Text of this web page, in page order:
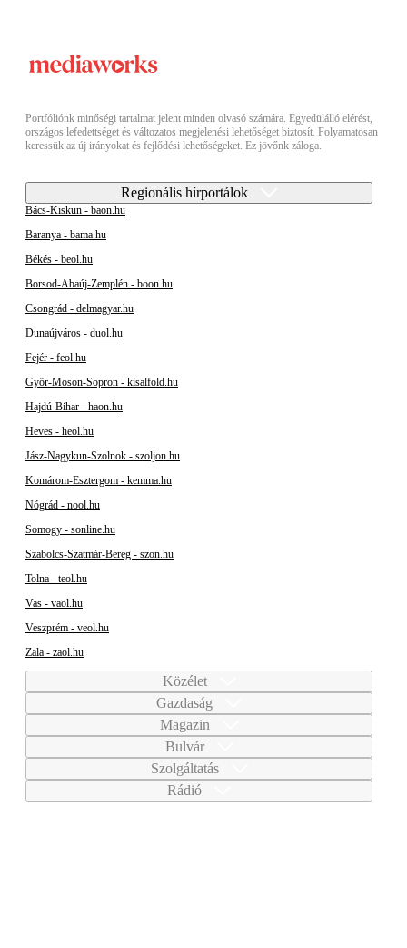
Portfóliónk minőségi tartalmat jelent minden olvasó számára. Egyedülálló elérést,
országos lefedettséget és változatos megjelenési lehetőséget biztosít. Folyamatosan
keressük az új irányokat és fejlődési lehetőségeket. Ez jövőnk záloga.
Regionális hírportálok
Bács-Kiskun - baon.hu
Baranya - bama.hu
Békés - beol.hu
Borsod-Abaúj-Zemplén - boon.hu
Csongrád - delmagyar.hu
Dunaújváros - duol.hu
Fejér - feol.hu
Győr-Moson-Sopron - kisalfold.hu
Hajdú-Bihar - haon.hu
Heves - heol.hu
Jász-Nagykun-Szolnok - szoljon.hu
Komárom-Esztergom - kemma.hu
Nógrád - nool.hu
Somogy - sonline.hu
Szabolcs-Szatmár-Bereg - szon.hu
Tolna - teol.hu
Vas - vaol.hu
Veszprém - veol.hu
Zala - zaol.hu
Közélet
Gazdaság
Magazin
Bulvár
Szolgáltatás
Rádió